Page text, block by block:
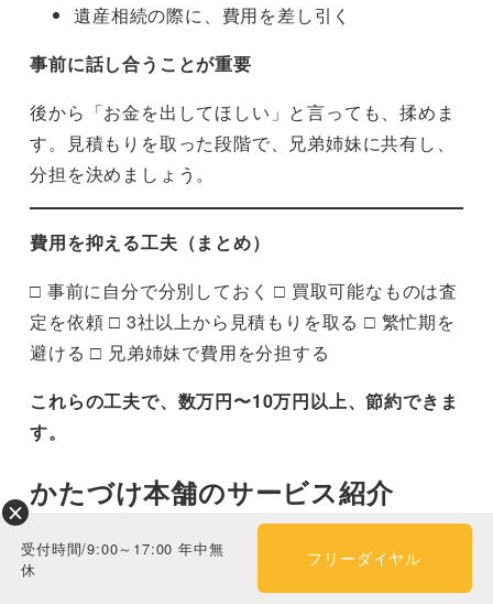
遺産相続の際に、費用を差し引く
事前に話し合うことが重要
後から「お金を出してほしい」と言っても、揉めま
す。見積もりを取った段階で、兄弟姉妹に共有し、
分担を決めましょう。
費用を抑える工夫（まとめ）
□ 事前に自分で分別しておく □ 買取可能なものは査
定を依頼 □ 3社以上から見積もりを取る □ 繁忙期を
避ける □ 兄弟姉妹で費用を分担する
これらの工夫で、数万円〜10万円以上、節約できま
す。
かたづけ本舗のサービス紹介
最後に、千葉・東京・埼玉・神奈川エリアで不用品
回収・遺品整理を行っている「かたづけ本舗」のサ
受付時間/9:00～17:00 年中無
休
フリーダイヤル